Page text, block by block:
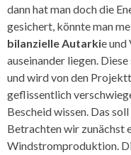
dann hat man doch die
gesichert, könnte man
bilanzielle Autarkie
auseinander liegen.
und wird von den
geflissentlich
Bescheid wissen. Das
Betrachten wir zunächst
Windstromproduktion.